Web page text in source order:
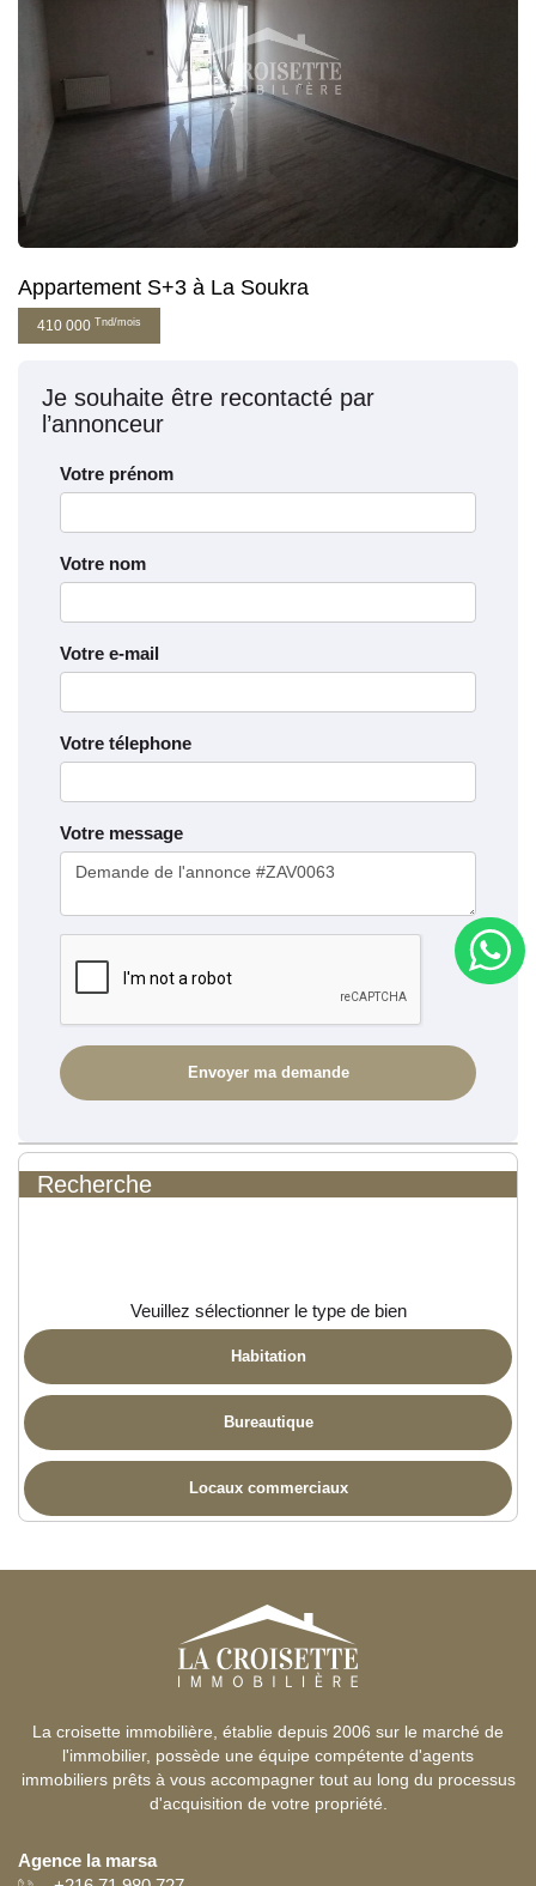
Appartement S+3 à La Soukra
410 000 Tnd/mois
Je souhaite être recontacté par
l’annonceur
Votre prénom
Votre nom
Votre e-mail
Votre télephone
Votre message
Recherche
Veuillez sélectionner le type de bien
Habitation
Bureautique
Locaux commerciaux
La croisette immobilière, établie depuis 2006 sur le marché de
l'immobilier, possède une équipe compétente d'agents
immobiliers prêts à vous accompagner tout au long du processus
d'acquisition de votre propriété.
Agence la marsa